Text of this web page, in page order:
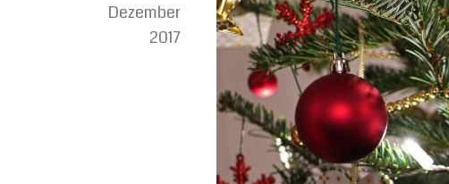
Dezember
2017